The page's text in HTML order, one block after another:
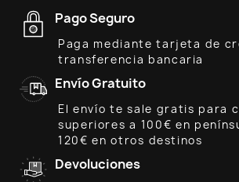
Pago Seguro
Paga mediante tarjeta de
transferencia bancaria
Envío Gratuito
El envío te sale gratis para
superiores a 100€ en
120€ en otros destinos
Devoluciones